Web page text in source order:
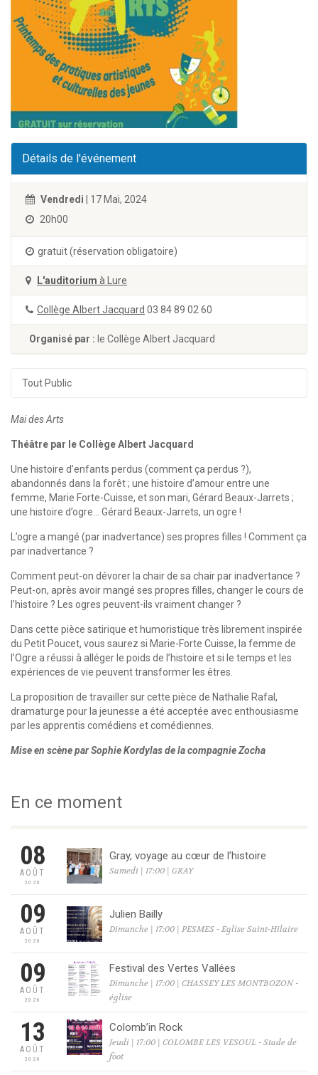
Détails de l'événement
Vendredi | 17 Mai, 2024
20h00
gratuit (réservation obligatoire)
L'auditorium à Lure
Collège Albert Jacquard 03 84 89 02 60
Organisé par : le Collège Albert Jacquard
Tout Public
Mai des Arts
Théâtre par le Collège Albert Jacquard
Une histoire d’enfants perdus (comment ça perdus ?),
abandonnés dans la forêt ; une histoire d’amour entre une
femme, Marie Forte-Cuisse, et son mari, Gérard Beaux-Jarrets ;
une histoire d’ogre… Gérard Beaux-Jarrets, un ogre !
L’ogre a mangé (par inadvertance) ses propres filles ! Comment ça
par inadvertance ?
Comment peut-on dévorer la chair de sa chair par inadvertance ?
Peut-on, après avoir mangé ses propres filles, changer le cours de
l’histoire ? Les ogres peuvent-ils vraiment changer ?
Dans cette pièce satirique et humoristique très librement inspirée
du Petit Poucet, vous saurez si Marie-Forte Cuisse, la femme de
l’Ogre a réussi à alléger le poids de l’histoire et si le temps et les
expériences de vie peuvent transformer les êtres.
La proposition de travailler sur cette pièce de Nathalie Rafal,
dramaturge pour la jeunesse a été acceptée avec enthousiasme
par les apprentis comédiens et comédiennes.
Mise en scène par Sophie Kordylas de la compagnie Zocha
En ce moment
08
AOÛT
2026
Gray, voyage au cœur de l’histoire
Samedi | 17:00 | GRAY
09
AOÛT
2026
Julien Bailly
Dimanche | 17:00 | PESMES - Eglise Saint-Hilaire
09
AOÛT
2026
Festival des Vertes Vallées
Dimanche | 17:00 | CHASSEY LES MONTBOZON -
église
13
AOÛT
2026
Colomb’in Rock
Jeudi | 17:00 | COLOMBE LES VESOUL - Stade de
foot